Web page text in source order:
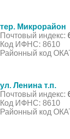
тер. Микрорайон
Почтовый индекс:
Код ИФНС: 8610
Районный код
ул. Ленина т.п.
Почтовый индекс:
Код ИФНС: 8610
Районный код